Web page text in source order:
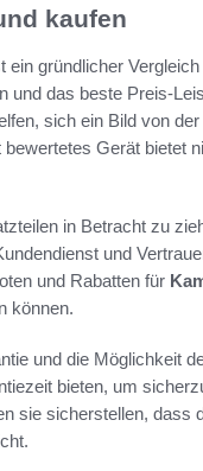
kaufen
gründlicher
das beste Preis-
sich ein Bild von
Gerät bietet
in Betracht zu
und
und Rabatten für
können.
und die Möglichkeit
bieten, um
sie sicherstellen, dass